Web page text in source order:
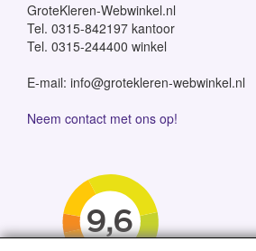
GroteKleren-Webwinkel.nl
Tel. 0315-842197 kantoor
Tel. 0315-244400 winkel
E-mail: info@grotekleren-webwinkel.nl
Neem contact met ons op!